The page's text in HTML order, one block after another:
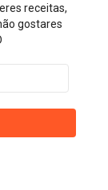
receitas,
gostares